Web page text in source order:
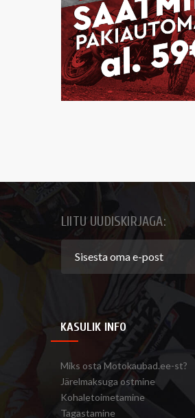
LIITU UUDISKIRJAGA:
KASULIK INFO
Miks osta Motokaubad.ee-st?
Järelmaksuga ostmine
Kohaletoimetamine
Tagastamine